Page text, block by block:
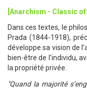
[Anarchism - Classic of
Dans ces textes, le
Prada (1844-1918),
développe sa vision de
bien-être de l’individu,
la propriété privée.
"Quand la majorité